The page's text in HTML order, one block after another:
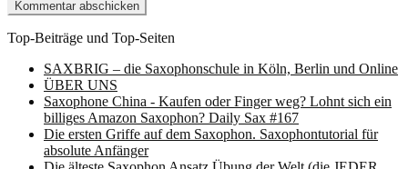
Top-Beiträge und Top-Seiten
SAXBRIG – die Saxophonschule in Köln, Berlin und Online
ÜBER UNS
Saxophone China - Kaufen oder Finger weg? Lohnt sich ein
billiges Amazon Saxophon? Daily Sax #167
Die ersten Griffe auf dem Saxophon. Saxophontutorial für
absolute Anfänger